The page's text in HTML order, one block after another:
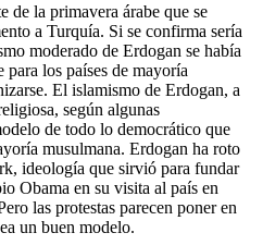
de la primavera árabe que se
a Turquía. Si se confirma sería
moderado de Erdogan se había
para los países de mayoría
El islamismo de Erdogan, a
según algunas
de todo lo democrático que
musulmana. Erdogan ha roto
ideología que sirvió para fundar
Obama en su visita al país en
las protestas parecen poner en
un buen modelo.